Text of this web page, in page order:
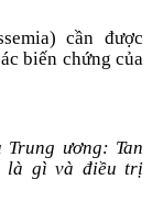
cần được
biến chứng của
Trung ương: Tan
là gì và điều trị